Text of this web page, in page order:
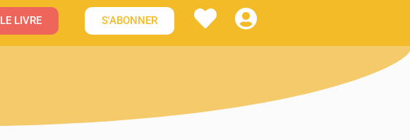
LE LIVRE S'ABONNER